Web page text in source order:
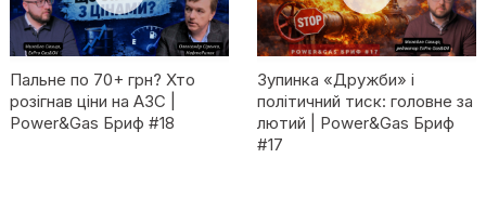
Пальне по 70+ грн? Хто
розігнав ціни на АЗС |
Power&Gas Бриф #18
Зупинка «Дружби» і
політичний тиск: головне за
лютий | Power&Gas Бриф
#17